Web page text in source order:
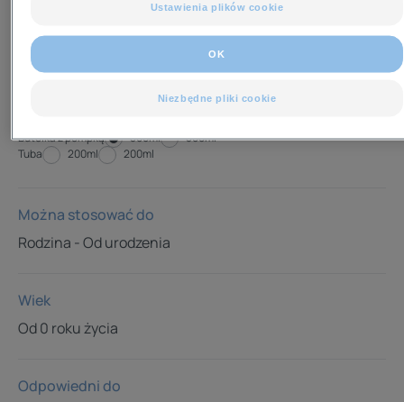
Formuła o wysokiej tolerancji. Chroni przed nadmierną
suchością oraz redukuje uczucie ściągnięcia i swędzenia.
Butelka z pompką
Butelka
z
500ml
Butelka
500ml
Tuba
Tuba
200ml Tuba
200ml
Można stosować do
Rodzina - Od urodzenia
Wiek
Od 0 roku życia
Odpowiedni do
Ustawienia plików cookie
Niezbędne pliki cookie
OK